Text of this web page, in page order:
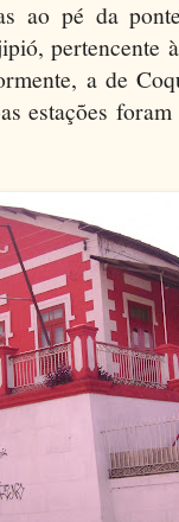
ao pé da
pertencente
a de
estações